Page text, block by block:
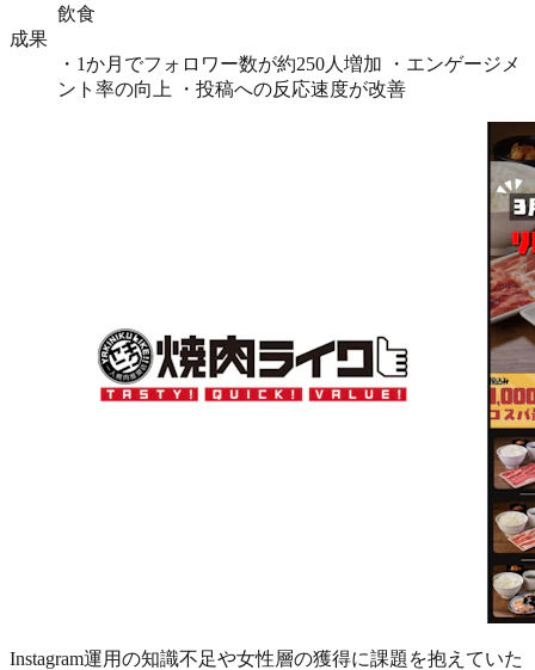
飲食
成果
・1か月でフォロワー数が約250人増加 ・エンゲージメ
ント率の向上 ・投稿への反応速度が改善
Instagram運用の知識不足や女性層の獲得に課題を抱えていた